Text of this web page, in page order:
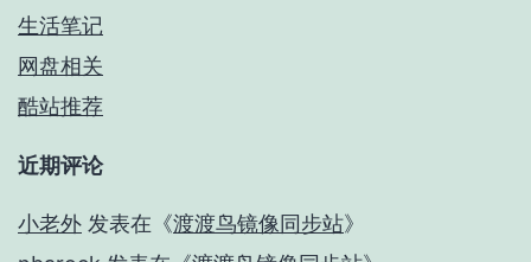
生活笔记
网盘相关
酷站推荐
近期评论
小老外 发表在《渡渡鸟镜像同步站》